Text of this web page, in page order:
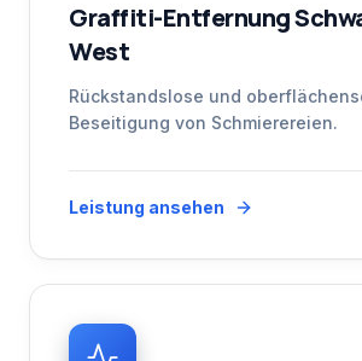
Graffiti-Entfernung
West
Rückstandslose und
Beseitigung von Schmierereien.
Leistung ansehen